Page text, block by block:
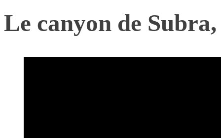
Le canyon de